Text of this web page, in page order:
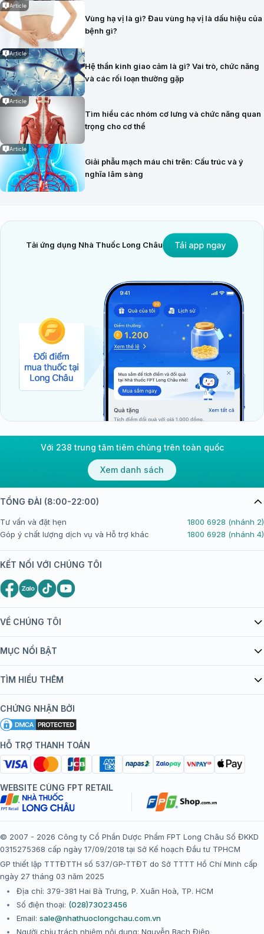
Article
Vùng hạ vị là gì? Đau vùng hạ vị là dấu hiệu của
bệnh gì?
Article
Hệ thần kinh giao cảm là gì? Vai trò, chức năng
và các rối loạn thường gặp
Article
Tìm hiểu các nhóm cơ lưng và chức năng quan
trọng cho cơ thể
Article
Giải phẫu mạch máu chi trên: Cấu trúc và ý
nghĩa lâm sàng
Tải ứng dụng Nhà Thuốc Long Châu
Với 238 trung tâm tiêm chủng trên toàn quốc
Xem danh sách
VỀ CHÚNG TÔI
Giới thiệu Tiêm Chủng FPT Long Châu
bán hàng
Chính sách nội dung
Chính sách bảo mật
Chính sách bảo mật dữ liệu cá nhân
Chính sách thanh toán
Chính sách đổi trả gói, mũi tiêm tại trung tâm tiêm chủng
FPT Long Châu
Thể lệ chương trình “Tích điểm nhận đặc quyền”
MỤC NỔI BẬT
Danh mục vắc xin
Đội ngũ bác sĩ, chuyên gia
Hệ thống trung tâm tiêm chủng
TÌM HIỂU THÊM
Khuyến mãi
Tôi nên tiêm gì?
Tiêm chủng đi nước ngoài
CHỨNG NHẬN BỞI
HỖ TRỢ THANH TOÁN
TỔNG ĐÀI (8:00-22:00)
Tư vấn và đặt hẹn
1800 6928 (nhánh 2)
Góp ý chất lượng dịch vụ và Hỗ trợ khác
1800 6928 (nhánh 4)
KẾT NỐI VỚI CHÚNG TÔI
WEBSITE CÙNG FPT RETAIL
© 2007 - 2026 Công ty Cổ Phần Dược Phẩm FPT Long Châu Số ĐKKD
0315275368 cấp ngày 17/09/2018 tại Sở Kế hoạch Đầu tư TPHCM
GP thiết lập TTTĐTTH số 537/GP-TTĐT do Sở TTTT Hồ Chí Minh cấp
ngày 27 tháng 03 năm 2025
Địa chỉ: 379-381 Hai Bà Trưng, P. Xuân Hoà, TP. HCM
Số điện thoại: (028)73023456
Email: sale@nhathuoclongchau.com.vn
Người chịu trách nhiệm nội dung: Nguyễn Bạch Điệp